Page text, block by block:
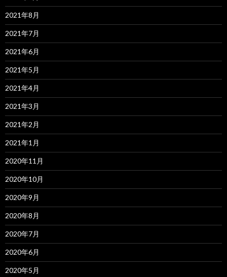
2021年8月
2021年7月
2021年6月
2021年5月
2021年4月
2021年3月
2021年2月
2021年1月
2020年11月
2020年10月
2020年9月
2020年8月
2020年7月
2020年6月
2020年5月